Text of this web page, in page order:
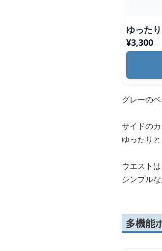
ゆった
¥3,300
グレーの
サイドの
ゆったり
ウエスト
シンプル
多機能